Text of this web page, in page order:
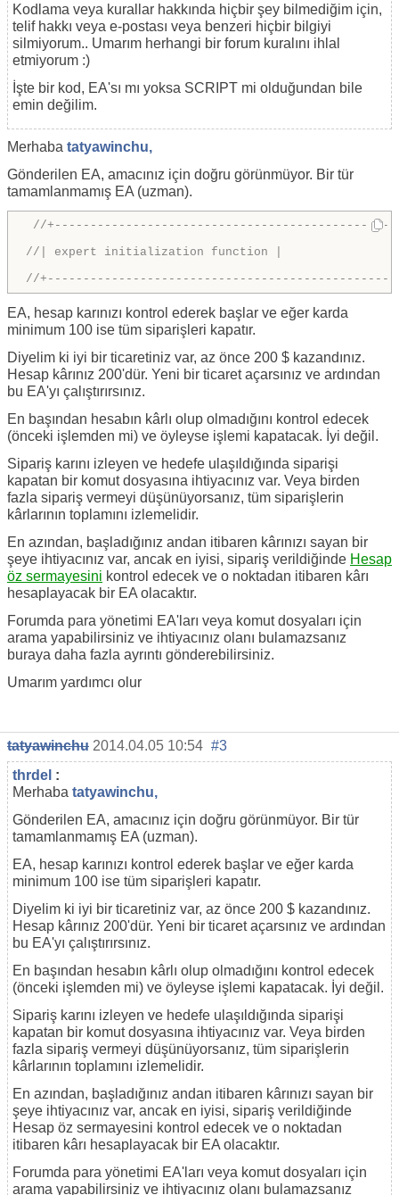
Kodlama veya kurallar hakkında hiçbir şey bilmediğim için,
telif hakkı veya e-postası veya benzeri hiçbir bilgiyi
silmiyorum.. Umarım herhangi bir forum kuralını ihlal
etmiyorum :)
İşte bir kod, EA'sı mı yoksa SCRIPT mi olduğundan bile
emin değilim.
Merhaba tatyawinchu,
Gönderilen EA, amacınız için doğru görünmüyor. Bir tür
tamamlanmamış EA (uzman).
//
//| expert initialization function |
//
EA, hesap karınızı kontrol ederek başlar ve eğer karda
minimum 100 ise tüm siparişleri kapatır.
Diyelim ki iyi bir ticaretiniz var, az önce 200 $ kazandınız.
Hesap kârınız 200'dür. Yeni bir ticaret açarsınız ve ardından
bu EA'yı çalıştırırsınız.
En başından hesabın kârlı olup olmadığını kontrol edecek
(önceki işlemden mi) ve öyleyse işlemi kapatacak. İyi değil.
Sipariş karını izleyen ve hedefe ulaşıldığında siparişi
kapatan bir komut dosyasına ihtiyacınız var. Veya birden
fazla sipariş vermeyi düşünüyorsanız, tüm siparişlerin
kârlarının toplamını izlemelidir.
En azından, başladığınız andan itibaren kârınızı sayan bir
şeye ihtiyacınız var, ancak en iyisi, sipariş verildiğinde Hesap
öz sermayesini kontrol edecek ve o noktadan itibaren kârı
hesaplayacak bir EA olacaktır.
Forumda para yönetimi EA'ları veya komut dosyaları için
arama yapabilirsiniz ve ihtiyacınız olanı bulamazsanız
buraya daha fazla ayrıntı gönderebilirsiniz.
Umarım yardımcı olur
tatyawinchu 2014.04.05 10:54 #3
thrdel :
Merhaba tatyawinchu,
Gönderilen EA, amacınız için doğru görünmüyor. Bir tür
tamamlanmamış EA (uzman).
EA, hesap karınızı kontrol ederek başlar ve eğer karda
minimum 100 ise tüm siparişleri kapatır.
Diyelim ki iyi bir ticaretiniz var, az önce 200 $ kazandınız.
Hesap kârınız 200'dür. Yeni bir ticaret açarsınız ve ardından
bu EA'yı çalıştırırsınız.
En başından hesabın kârlı olup olmadığını kontrol edecek
(önceki işlemden mi) ve öyleyse işlemi kapatacak. İyi değil.
Sipariş karını izleyen ve hedefe ulaşıldığında siparişi
kapatan bir komut dosyasına ihtiyacınız var. Veya birden
fazla sipariş vermeyi düşünüyorsanız, tüm siparişlerin
kârlarının toplamını izlemelidir.
En azından, başladığınız andan itibaren kârınızı sayan bir
şeye ihtiyacınız var, ancak en iyisi, sipariş verildiğinde
Hesap öz sermayesini kontrol edecek ve o noktadan
itibaren kârı hesaplayacak bir EA olacaktır.
Forumda para yönetimi EA'ları veya komut dosyaları için
arama yapabilirsiniz ve ihtiyacınız olanı bulamazsanız